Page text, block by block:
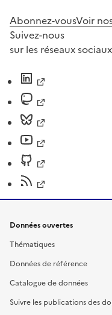
Abonnez-vousVoir
Suivez-nous
sur les réseaux sociaux
Données ouvertes
Thématiques
Données de référence
Catalogue de données
Suivre les publications des